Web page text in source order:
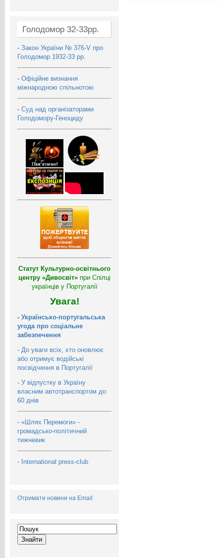
Голодомор 32-33рр.
- Закон України № 376-V про
Голодомор 1932-33 рр.
- Офіційне визнання
міжнародною спільнотою
- Суд над організаторами
Голодомору-Геноциду
Статут Культурно-освітнього
центру «Дивосвіт» при Спілці
українців у Португалії
Увага!
- Українсько-португальська
угода про соціальне
забезпечення
- До уваги всіх, хто оновлює
або отримує водійські
посвідчення в Португалії
- У відпустку в Україну
власним автотранспортом до
60 днів
- «Шлях Перемоги» -
громадсько-політичний
тижневик
- International press-club
Отримати новини на Email